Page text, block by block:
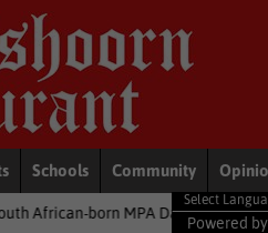
Schools Community
Day becomes global ocean
Powered by